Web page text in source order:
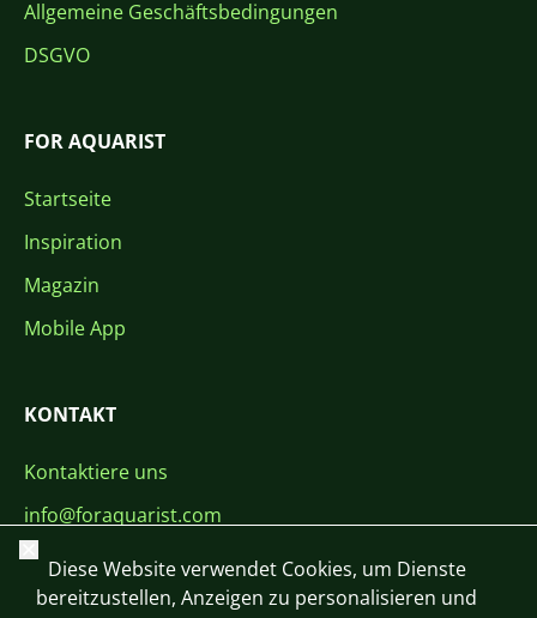
Allgemeine Geschäftsbedingungen
DSGVO
FOR AQUARIST
Startseite
Inspiration
Magazin
Mobile App
KONTAKT
Kontaktiere uns
info@foraquarist.com
+420 603 449 602
Schließen
Diese Website verwendet Cookies, um Dienste
bereitzustellen, Anzeigen zu personalisieren und